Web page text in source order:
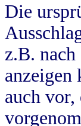
Die
z.B.
anzeigen
auch